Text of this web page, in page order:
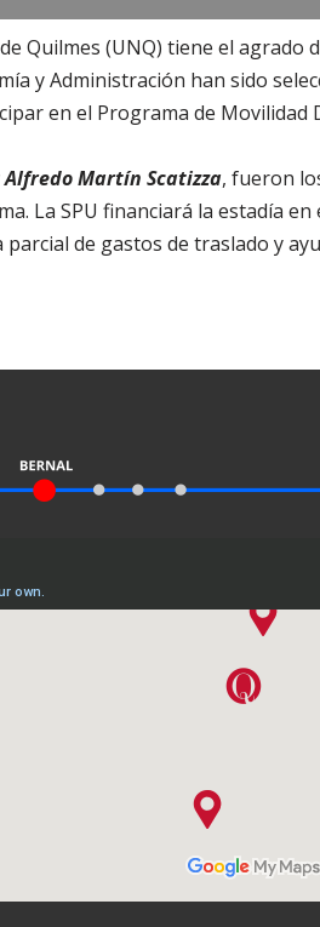
Quilmes (UNQ) tiene el agrado
y Administración han sido
en el Programa de Movilidad
Alfredo Martín Scatizza, fueron
La SPU financiará la estadía
de gastos de traslado y